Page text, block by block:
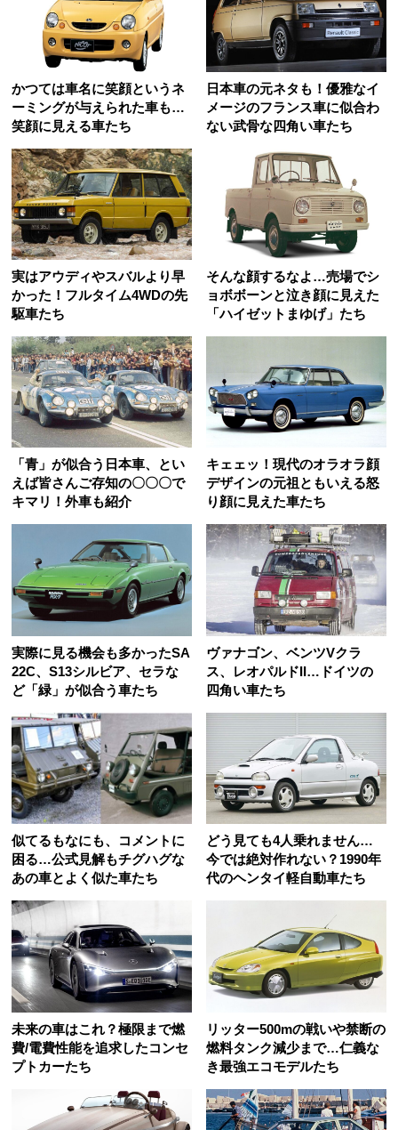
かつては車名に笑顔というネ
ーミングが与えられた車も…
笑顔に見える車たち
日本車の元ネタも！優雅なイ
メージのフランス車に似合わ
ない武骨な四角い車たち
実はアウディやスバルより早
かった！フルタイム4WDの先
駆車たち
そんな顔するなよ…売場でシ
ョボボーンと泣き顔に見えた
「ハイゼットまゆげ」たち
「青」が似合う日本車、とい
えば皆さんご存知の〇〇〇で
キマリ！外車も紹介
キェェッ！現代のオラオラ顔
デザインの元祖ともいえる怒
り顔に見えた車たち
実際に見る機会も多かったSA
22C、S13シルビア、セラな
ど「緑」が似合う車たち
ヴァナゴン、ベンツVクラ
ス、レオパルドII…ドイツの
四角い車たち
似てるもなにも、コメントに
困る…公式見解もチグハグな
あの車とよく似た車たち
どう見ても4人乗れません…
今では絶対作れない？1990年
代のヘンタイ軽自動車たち
未来の車はこれ？極限まで燃
費/電費性能を追求したコンセ
プトカーたち
リッター500mの戦いや禁断の
燃料タンク減少まで…仁義な
き最強エコモデルたち